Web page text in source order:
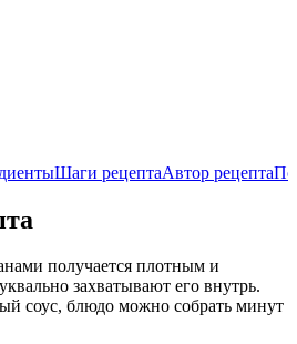
Шаги рецептаАвтор рецепта
получается плотным и
захватывают его внутрь.
соус, блюдо можно собрать минут